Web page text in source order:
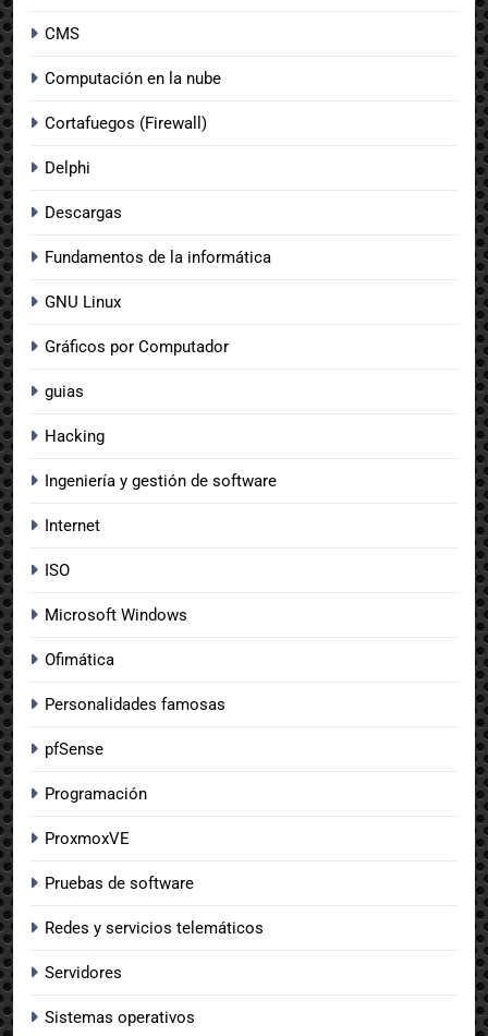
CMS
Computación en la nube
Cortafuegos (Firewall)
Delphi
Descargas
Fundamentos de la informática
GNU Linux
Gráficos por Computador
guias
Hacking
Ingeniería y gestión de software
Internet
ISO
Microsoft Windows
Ofimática
Personalidades famosas
pfSense
Programación
ProxmoxVE
Pruebas de software
Redes y servicios telemáticos
Servidores
Sistemas operativos